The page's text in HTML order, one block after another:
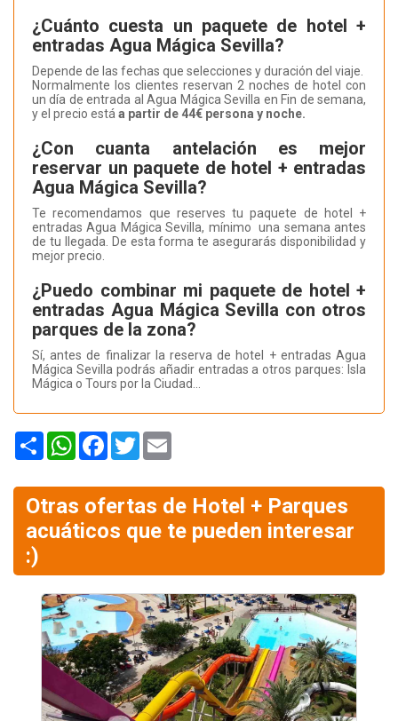
¿Cuánto cuesta un paquete de hotel +
entradas Agua Mágica Sevilla?
Depende de las fechas que selecciones y duración del viaje.
Normalmente los clientes reservan 2 noches de hotel con
un día de entrada al Agua Mágica Sevilla en Fin de semana,
y el precio estáa partir de 44€ persona y noche.
¿Con cuanta antelación es mejor
reservar un paquete de hotel + entradas
Agua Mágica Sevilla?
Te recomendamos que reserves tu paquete de hotel +
entradas Agua Mágica Sevilla, mínimo una semana antes
de tu llegada. De esta forma te asegurarás disponibilidad y
mejor precio.
¿Puedo combinar mi paquete de hotel +
entradas Agua Mágica Sevilla con otros
parques de la zona?
Sí, antes de finalizar la reserva de hotel + entradas Agua
Mágica Sevilla podrás añadir entradas a otros parques: Isla
Mágica o Tours por la Ciudad...
Share WhatsAppFacebook
Twitter
Otras ofertas de Hotel + Parques
acuáticos que te pueden interesar
:)